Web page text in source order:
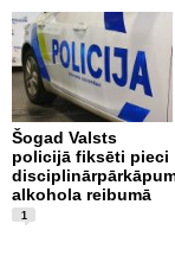
Šogad Valsts
policijā fiksēti pieci
alkohola reibumā
1